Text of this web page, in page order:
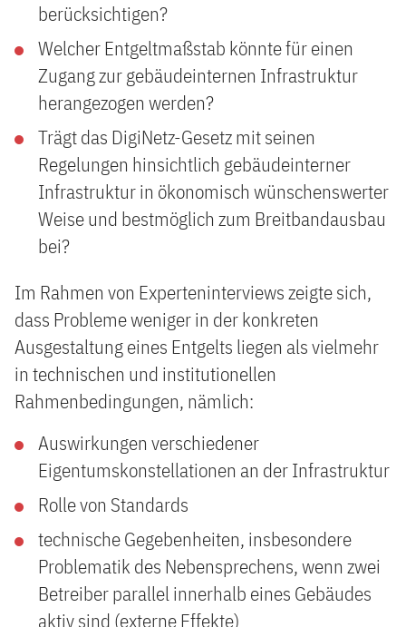
berücksichtigen?
Welcher Entgeltmaßstab könnte für einen
Zugang zur gebäudeinternen Infrastruktur
herangezogen werden?
Trägt das DigiNetz-Gesetz mit seinen
Regelungen hinsichtlich gebäudeinterner
Infrastruktur in ökonomisch wünschenswerter
Weise und bestmöglich zum Breitbandausbau
bei?
Im Rahmen von Experteninterviews zeigte sich,
dass Probleme weniger in der konkreten
Ausgestaltung eines Entgelts liegen als vielmehr
in technischen und institutionellen
Rahmenbedingungen, nämlich:
Auswirkungen verschiedener
Eigentumskonstellationen an der Infrastruktur
Rolle von Standards
technische Gegebenheiten, insbesondere
Problematik des Nebensprechens, wenn zwei
Betreiber parallel innerhalb eines Gebäudes
aktiv sind (externe Effekte)